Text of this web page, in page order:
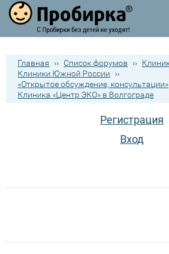
Главная ›› Список форумов ››
Клиники Южной России
››
«Открытое обсуждение, консультации»
Клиника «Центр ЭКО» в Волгограде
Регистрация
Вход